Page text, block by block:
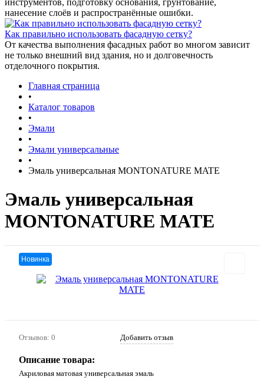
инструментов, подготовку основания, грунтование,
нанесение слоёв и распространённые ошибки.
Как правильно использовать фасадную сетку?
От качества выполнения фасадных работ во многом зависит
не только внешний вид здания, но и долговечность
отделочного покрытия.
Главная страница
•
Каталог товаров
•
Эмали
•
Эмали универсальные
•
Эмаль универсальная MONTONATURE MATE
Эмаль универсальная
MONTONATURE MATE
Новинка
Отзывов: 0 Добавить отзыв
Описание товара:
Акриловая матовая универсальная эмаль